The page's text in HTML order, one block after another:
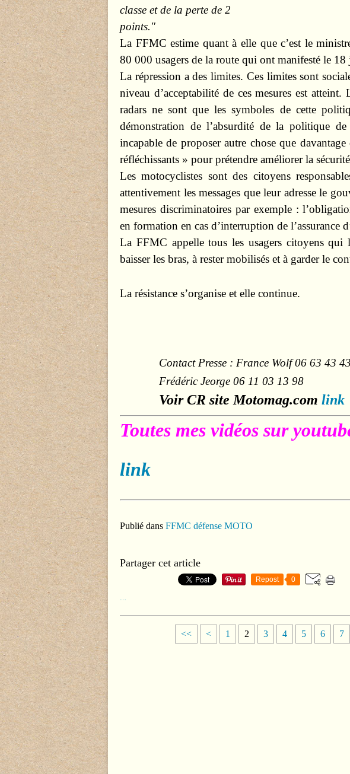
classe et de la perte de 2
points."
La FFMC estime quant à elle que c’est le
80 000 usagers de la route qui ont manifesté le
La répression a des limites. Ces limites sont
niveau d’acceptabilité de ces mesures est
radars ne sont que les symboles de cette
démonstration de l’absurdité de la politique
incapable de proposer autre chose que
réfléchissants » pour prétendre améliorer la
Les motocyclistes sont des citoyens
attentivement les messages que leur adresse le
mesures discriminatoires par exemple :
en formation en cas d’interruption de l’assurance
La FFMC appelle tous les usagers citoyens qui
baisser les bras, à rester mobilisés et à garder le
La résistance s’organise et elle continue.
Contact Presse : France Wolf 06 63 43
Frédéric Jeorge 06 11 03 13 98
Voir CR site Motomag.comlink
Toutes mes vidéos sur
link
Publié dans FFMC défense MOTO
Partager cet article
Repost 0
<< < 1 2 3 4 5 6 7